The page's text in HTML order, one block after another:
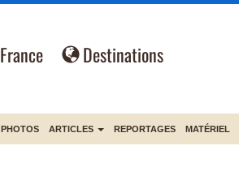
France Destinations
PHOTOS ARTICLES REPORTAGES MATÉRIEL